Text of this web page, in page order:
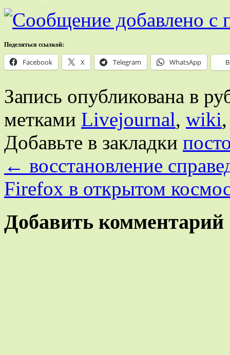
Поделиться ссылкой:
Facebook X Telegram WhatsApp
Запись опубликована в
метками Livejournal, wiki
Добавьте в закладки
← восстановление
Firefox в открытом
Добавить комментарий